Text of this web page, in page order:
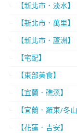
【新北市．淡水】
【新北市．萬里】
【新北市．蘆洲】
【宅配】
【東部美食】
【宜蘭．礁溪】
【宜蘭．羅東/冬山
【花蓮．吉安】